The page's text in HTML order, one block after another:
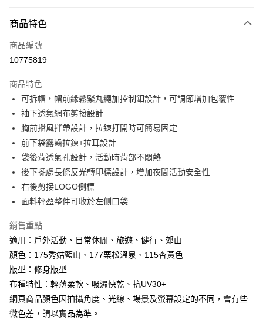
LINE Pay
Apple Pay
悠遊付
Google Pay
全盈+PAY
大哥付你分期
相關說明
【大哥付你分期使用說明】
1.本服務由台灣大哥大提供，台灣大哥大用戶可立即使用無須另外申請。
2.付款方式選擇「大哥付你分期」，訂單成立後會自動跳轉到大哥付的交易
成交易。
3.實際核准額度、可分期數及費用金額請依後續交易確認頁面所載為準。
4.訂單成立30分鐘內，如未前往確認交易或遇審核未通過，訂單將自動取
消。如遇「轉專審核」未通過狀況，表示未達大哥付你分期系統評分，恕無
法說明評估內容。
1.分期款項不併入電信帳單，「大哥付你分期」於每月結算日後寄送繳費提
醒簡訊。
2.透過簡訊連結打開帳單後，可選擇「超商條碼／台灣大直營門市／銀行轉
帳／街口支付／iPASS MONEY」等通路繳費。
AFTEE先享後付
相關說明
AFTEE先享後付是「在收到商品之後才付款」的支付方式。 讓您購物簡單
便利好安心！
１．簡單：不需註冊會員、不需綁卡、不需儲值。
２．便利：只要手機號碼，簡訊認證，即可結帳。
３．安心：先確認商品／服務後，再付款。
１．於結帳方式選擇「AFTEE先享後付」後，將跳轉至「AFTEE先享後付」
結帳頁面，進行簡訊認證並確認金額後，即可完成結帳。
ATM付款
貨到付款
全家取貨付款
每筆NT$60，滿NT$499(含以上)免運費
商品特色
商品編號
10775819
商品特色
可拆帽，帽前緣鬆緊丸繩加控制釦設計，可調節增加包覆性
袖下透氣網布剪接設計
胸前擋風拌帶設計，拉鍊打開時可簡易固定
前下袋露齒拉鍊+拉耳設計
袋後背透氣孔設計，活動時背部不悶熱
後下擺處長條反光轉印標設計，增加夜間活動安全性
右後剪接LOGO側標
面料輕盈整件可收於左側口袋
銷售重點
適用：戶外活動、日常休閒、旅遊、健行、郊山
顏色：175秀姑藍山、177栗松溫泉、115杏黃色
版型：修身版型
布種特性：輕薄柔軟、吸濕快乾、抗UV30+
網頁商品顏色因拍攝角度、光線、場景及螢幕設定的不同，會有些
微色差，請以實品為準。